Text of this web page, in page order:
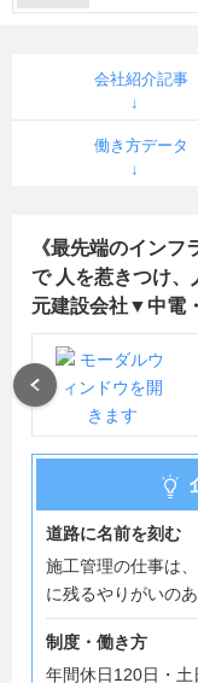
会社紹介記事
働き方データ
《最先端のイン
で 人を惹きつけ
元建設会社▼中電
道路に名前を刻む
施工管理の仕事は
に残るやりがいの
制度・働き方
年間休日120日・